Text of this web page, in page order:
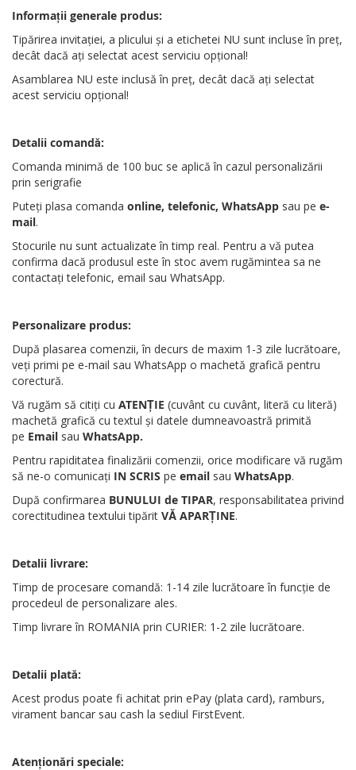
Informații generale produs:
Tipărirea invitației, a plicului și a etichetei NU sunt incluse în preț,
decât dacă ați selectat acest serviciu opțional!
Asamblarea NU este inclusă în preț, decât dacă ați selectat
acest serviciu opțional!
Detalii comandă:
Comanda minimă de 100 buc se aplică în cazul personalizării
prin serigrafie
Puteți plasa comanda online, telefonic, WhatsApp sau pe e-
mail.
Stocurile nu sunt actualizate în timp real. Pentru a vă putea
confirma dacă produsul este în stoc avem rugămintea sa ne
contactați telefonic, email sau WhatsApp.
Personalizare produs:
După plasarea comenzii, în decurs de maxim 1-3 zile lucrătoare,
veți primi pe e-mail sau WhatsApp o machetă grafică pentru
corectură.
Vă rugăm să citiți cu ATENȚIE (cuvânt cu cuvânt, literă cu literă)
machetă grafică cu textul și datele dumneavoastră primită
pe Email sau WhatsApp.
Pentru rapiditatea finalizării comenzii, orice modificare vă rugăm
să ne-o comunicați IN SCRIS pe email sau WhatsApp.
După confirmarea BUNULUI de TIPAR, responsabilitatea privind
corectitudinea textului tipărit VĂ APARȚINE.
Detalii livrare:
Timp de procesare comandă: 1-14 zile lucrătoare în funcție de
procedeul de personalizare ales.
Timp livrare în ROMANIA prin CURIER: 1-2 zile lucrătoare.
Detalii plată:
Acest produs poate fi achitat prin ePay (plata card), ramburs,
virament bancar sau cash la sediul FirstEvent.
Atenționări speciale: